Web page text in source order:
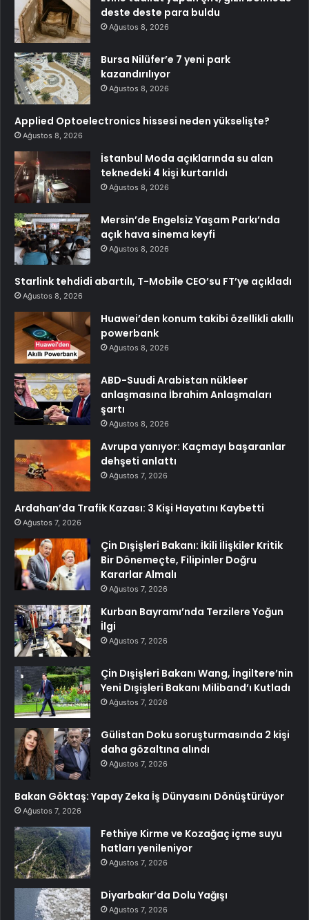
deste deste para buldu
Ağustos 8, 2026
Bursa Nilüfer’e 7 yeni park
kazandırılıyor
Ağustos 8, 2026
Applied Optoelectronics hissesi neden yükselişte?
Ağustos 8, 2026
İstanbul Moda açıklarında su alan
teknedeki 4 kişi kurtarıldı
Ağustos 8, 2026
Mersin’de Engelsiz Yaşam Parkı’nda
açık hava sinema keyfi
Ağustos 8, 2026
Starlink tehdidi abartılı, T-Mobile CEO’su FT’ye açıkladı
Ağustos 8, 2026
Huawei’den konum takibi özellikli akıllı
powerbank
Ağustos 8, 2026
ABD-Suudi Arabistan nükleer
anlaşmasına İbrahim Anlaşmaları
şartı
Ağustos 8, 2026
Avrupa yanıyor: Kaçmayı başaranlar
dehşeti anlattı
Ağustos 7, 2026
Ardahan’da Trafik Kazası: 3 Kişi Hayatını Kaybetti
Ağustos 7, 2026
Çin Dışişleri Bakanı: İkili İlişkiler Kritik
Bir Dönemeçte, Filipinler Doğru
Kararlar Almalı
Ağustos 7, 2026
Kurban Bayramı’nda Terzilere Yoğun
İlgi
Ağustos 7, 2026
Çin Dışişleri Bakanı Wang, İngiltere’nin
Yeni Dışişleri Bakanı Miliband’ı Kutladı
Ağustos 7, 2026
Gülistan Doku soruşturmasında 2 kişi
daha gözaltına alındı
Ağustos 7, 2026
Bakan Göktaş: Yapay Zeka İş Dünyasını Dönüştürüyor
Ağustos 7, 2026
Fethiye Kirme ve Kozağaç içme suyu
hatları yenileniyor
Ağustos 7, 2026
Diyarbakır’da Dolu Yağışı
Ağustos 7, 2026